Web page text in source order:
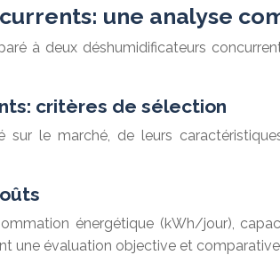
une analyse
à deux déshumidificateurs
critères de sélection
le marché, de leurs
énergétique (kWh/jour),
une évaluation objective et